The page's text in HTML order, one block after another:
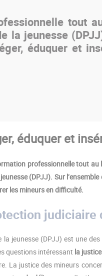
tout
jeunesse
éduquer et
éduquer et
professionnelle tout au
(DPJJ). Sur
les mineurs en difficulté.
judiciaire
la jeunesse (DPJJ) est une des
questions intéressant la
La justice des mineurs